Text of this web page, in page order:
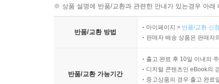
※ 상품 설명에 반품/교환과 관련한 안내가 있는경우 아
반품/교환 방법
마이페이지 > 반품/교환 신
판매자 배송 상품은 판매자
반품/교환 가능기간
출고 완료 후 10일 이내의
디지털 콘텐츠인 eBook의
중고상품의 경우 출고 완료